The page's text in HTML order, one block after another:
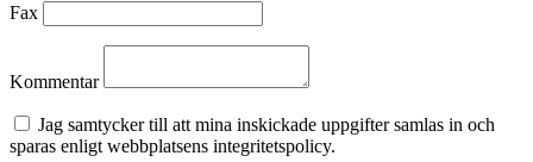
Fax
Kommentar
Jag samtycker till att mina inskickade uppgifter samlas in och
sparas enligt webbplatsens integritetspolicy.